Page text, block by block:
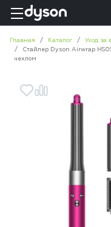
Главная Каталог Уход за
Стайлер Dyson Airwrap
чехлом